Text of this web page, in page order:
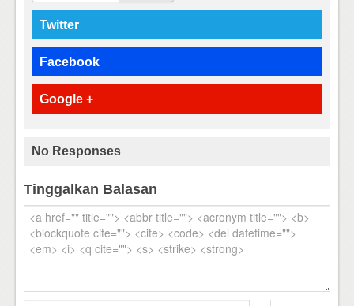
Twitter
Facebook
Google +
No Responses
Tinggalkan Balasan